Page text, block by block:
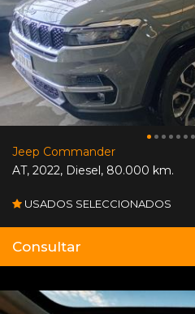
Jeep Commander
AT, 2022, Diesel, 80.000 km.
USADOS SELECCIONADOS
Consultar